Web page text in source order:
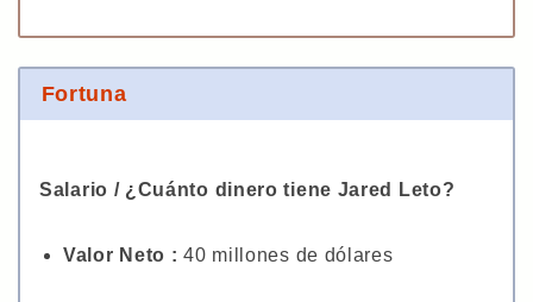
Fortuna
Salario / ¿Cuánto dinero tiene Jared Leto?
Valor Neto :40 millones de dólares